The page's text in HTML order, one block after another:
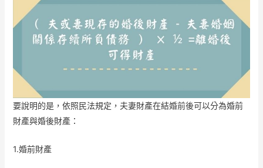
要說明的是，依照民法規定，夫妻財產在結婚前後可以分為婚前
財產與婚後財產：
1.婚前財產